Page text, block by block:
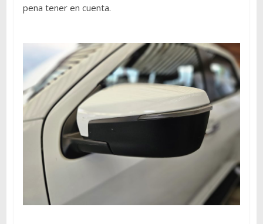
pena tener en cuenta.